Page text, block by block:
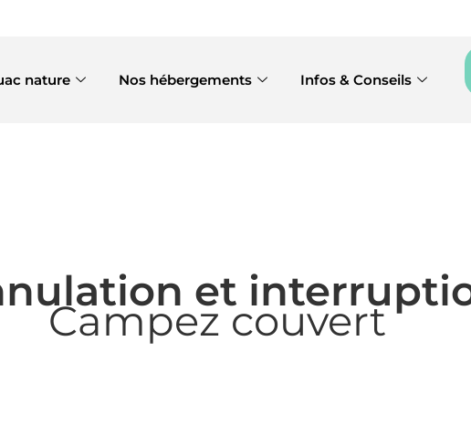
nature Nos hébergements Infos & Conseils
et
Campez couvert